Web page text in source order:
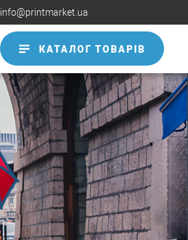
info@printmarket.ua
КАТАЛОГ ТОВАРІВ